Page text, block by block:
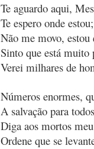
Te aguardo aqui,
Te espero onde estou;
Não me movo, estou
Sinto que está muito
Verei milhares de
Números enormes,
A salvação para
Diga aos mortos
Ordene que se